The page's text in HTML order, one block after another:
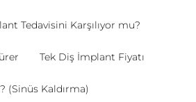
Tedavisini Karşılıyor mu?
Tek Diş İmplant Fiyatı
(Sinüs Kaldırma)